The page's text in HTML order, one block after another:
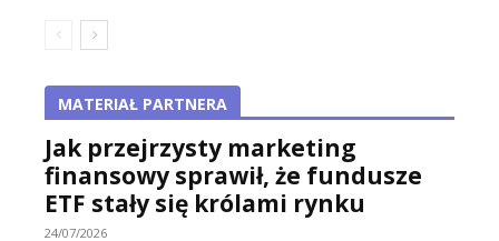
MATERIAŁ PARTNERA
Jak przejrzysty marketing
finansowy sprawił, że fundusze
ETF stały się królami rynku
24/07/2026